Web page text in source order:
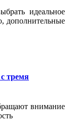
идеальное
дополнительные
тремя
внимание